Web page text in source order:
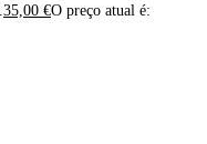
35,00 €O preço atual é: